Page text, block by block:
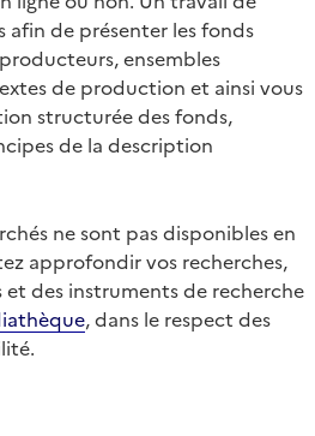
afin de présenter les fonds
ensembles
de production et ainsi vous
structurée des fonds,
de la description
ne sont pas disponibles en
approfondir vos recherches,
et des instruments de recherche
, dans le respect des